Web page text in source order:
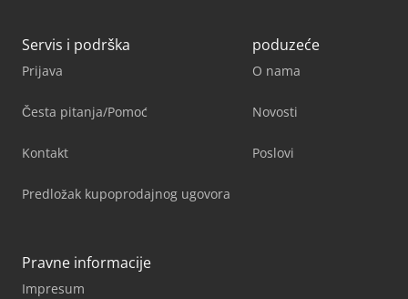
Servis i podrška
Prijava
Česta pitanja/Pomoć
Kontakt
Predložak kupoprodajnog ugovora
poduzeće
O nama
Novosti
Poslovi
Pravne informacije
Impresum